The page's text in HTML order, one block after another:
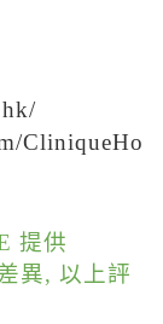
CliniqueHo
提供
異, 以上評